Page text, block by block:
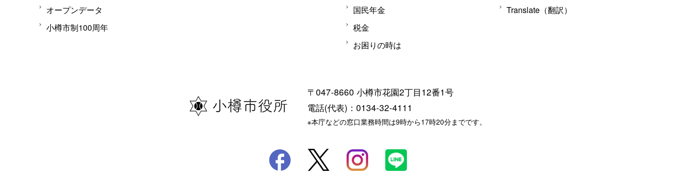
オープンデータ
小樽市制100周年
国民年金
税金
お困りの時は
Translate（翻訳）
〒047-8660 小樽市花園2丁目12番1号
電話(代表)：0134-32-4111
※本庁などの窓口業務時間は9時から17時20分までです。